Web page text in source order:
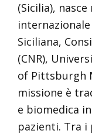
(Sicilia),
Siciliana,
(CNR),
of Pittsburgh
missione è
e biomedica
pazienti. Tra i